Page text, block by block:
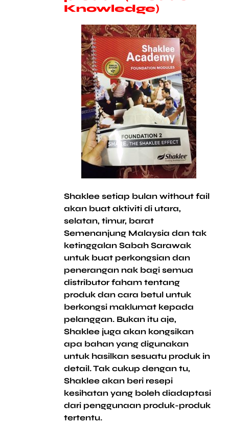
Knowledge)
Shaklee setiap bulan without fail
akan buat aktiviti di utara,
selatan, timur, barat
Semenanjung Malaysia dan tak
ketinggalan Sabah Sarawak
untuk buat perkongsian dan
penerangan nak bagi semua
distributor faham tentang
produk dan cara betul untuk
berkongsi maklumat kepada
pelanggan. Bukan itu aje,
Shaklee juga akan kongsikan
apa bahan yang digunakan
untuk hasilkan sesuatu produk in
detail. Tak cukup dengan tu,
Shaklee akan beri resepi
kesihatan yang boleh diadaptasi
dari penggunaan produk-produk
tertentu.